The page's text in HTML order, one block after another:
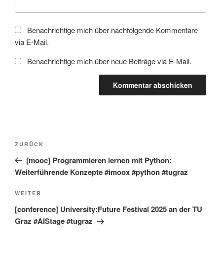
Benachrichtige mich über nachfolgende Kommentare
via E-Mail.
Benachrichtige mich über neue Beiträge via E-Mail.
Beitragsnavigation
Vorheriger
Beitrag
ZURÜCK
[mooc] Programmieren lernen mit Python:
Weiterführende Konzepte #imoox #python #tugraz
Nächster
Beitrag
WEITER
[conference] University:Future Festival 2025 an der TU
Graz #AIStage #tugraz